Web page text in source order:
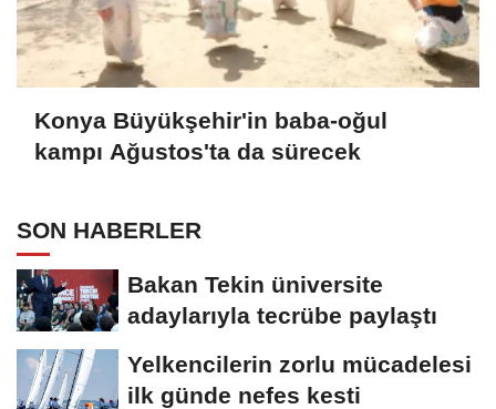
Konya Büyükşehir'in baba-oğul
kampı Ağustos'ta da sürecek
SON HABERLER
Bakan Tekin üniversite
adaylarıyla tecrübe paylaştı
Yelkencilerin zorlu mücadelesi
ilk günde nefes kesti